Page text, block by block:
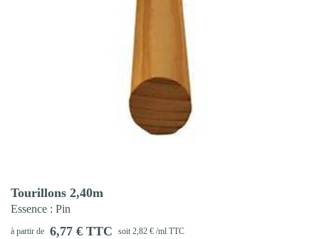
Tourillons 2,40m
Essence : Pin
à partir de 6,77 € TTC soit 2,82 € /ml TTC